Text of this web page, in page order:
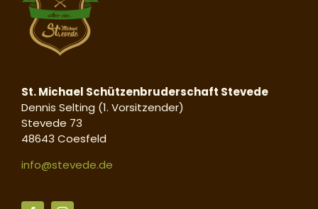
St. Michael Schützenbruderschaft Stevede
Dennis Selting (1. Vorsitzender)
Stevede 73
48643 Coesfeld
info@stevede.de